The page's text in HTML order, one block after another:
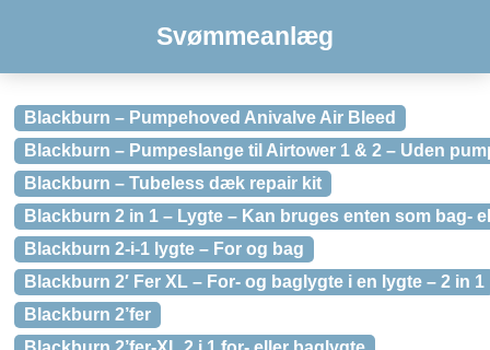
Svømmeanlæg
Blackburn – Pumpehoved Anivalve Air Bleed
Blackburn – Pumpeslange til Airtower 1 & 2 – Uden
Blackburn – Tubeless dæk repair kit
Blackburn 2 in 1 – Lygte – Kan bruges enten som bag-
Blackburn 2-i-1 lygte – For og bag
Blackburn 2′ Fer XL – For- og baglygte i en lygte – 2 in 1
Blackburn 2’fer